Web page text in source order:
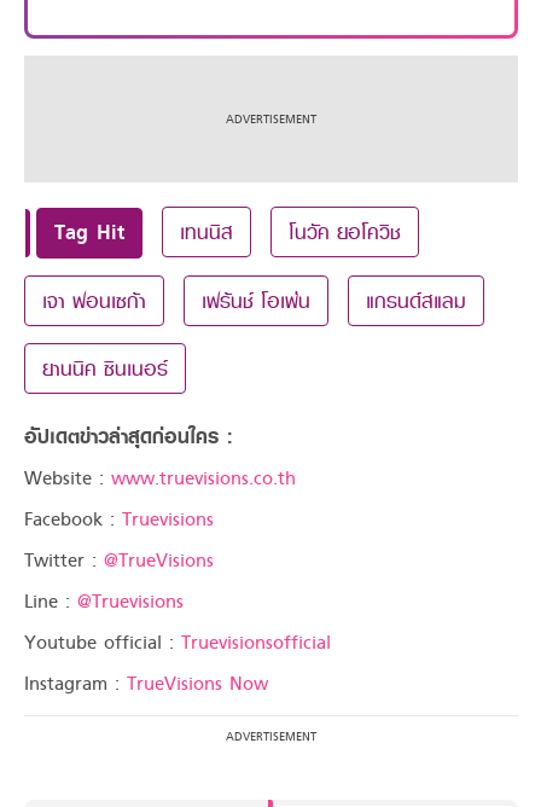
Tag Hit เทนนิส โนวัค ยอโควิช
เจา ฟอนเซก้า เฟร้นช์ โอเพ่น แกรนด์สแลม
ยานนิค ซินเนอร์
อัปเดตข่าวล่าสุดก่อนใคร :
Website : www.truevisions.co.th
Facebook : Truevisions
Twitter : @TrueVisions
Line : @Truevisions
Youtube official : Truevisionsofficial
Instagram : TrueVisions Now